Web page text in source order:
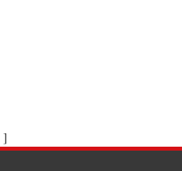
]